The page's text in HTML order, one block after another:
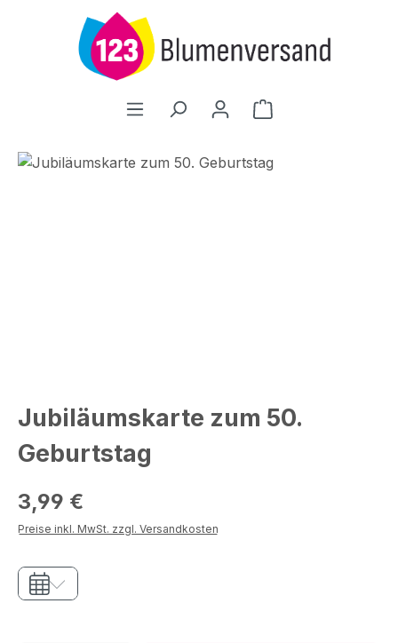
Zum Hauptinhalt springen
Warenkorb
Bildergalerie überspringen
Jubiläumskarte zum 50.
Geburtstag
Regulärer Preis:
3,99 €
Preise inkl. MwSt. zzgl. Versandkosten